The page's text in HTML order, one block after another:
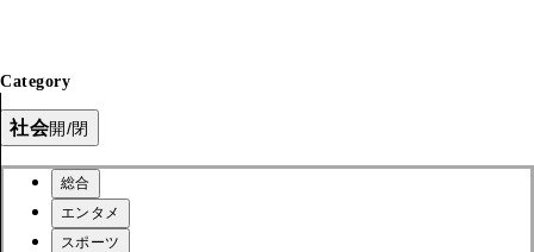
Category
社会開/閉
総合
エンタメ
スポーツ